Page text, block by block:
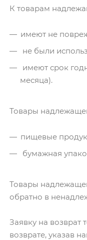
К товарам
имеют не
не были
имеют срок
месяца).
Товары
пищевые
бумажная
Товары
обратно в
Заявку на возврат
возврате, указав